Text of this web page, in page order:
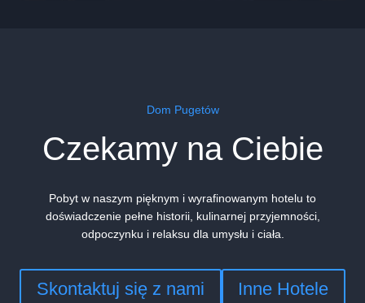
Dom Pugetów
Czekamy na Ciebie
Pobyt w naszym pięknym i wyrafinowanym hotelu to
doświadczenie pełne historii, kulinarnej przyjemności,
odpoczynku i relaksu dla umysłu i ciała.
Skontaktuj się z nami Inne Hotele